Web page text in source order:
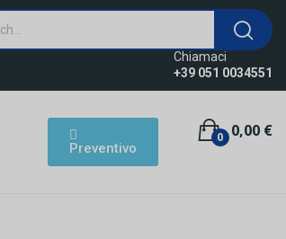
Chiamaci
+39 051 0034551
Preventivo
0,00 €
0